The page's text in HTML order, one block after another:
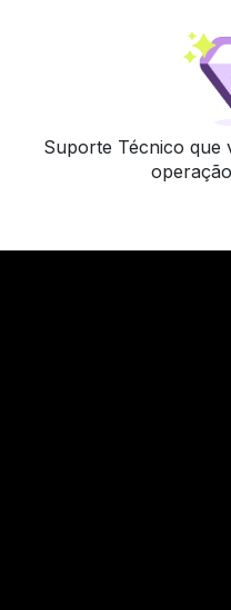
Suporte Técnico que